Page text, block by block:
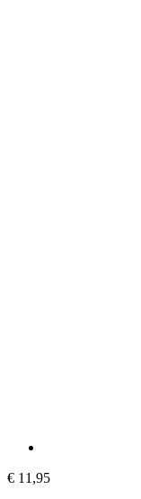
€ 11,95